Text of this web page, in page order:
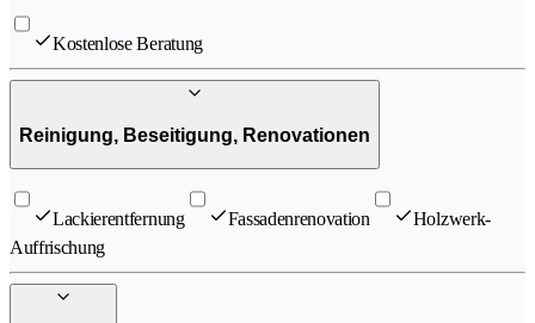
Kostenlose Beratung
Reinigung, Beseitigung, Renovationen
Lackierentfernung Fassadenrenovation
Holzwerk-
Auffrischung